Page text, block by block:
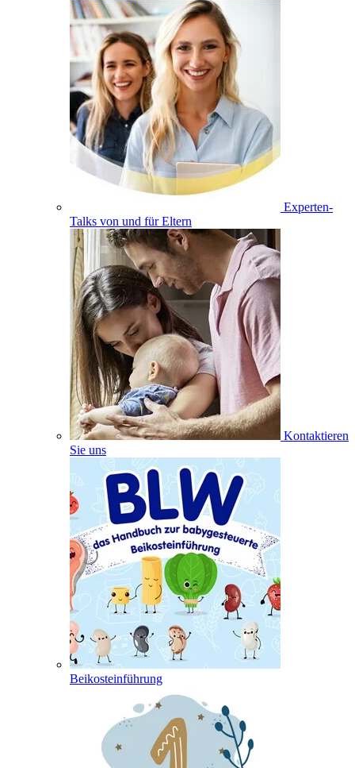
Experten-
Talks von und für Eltern
Kontaktieren
Sie uns
Beikosteinführung